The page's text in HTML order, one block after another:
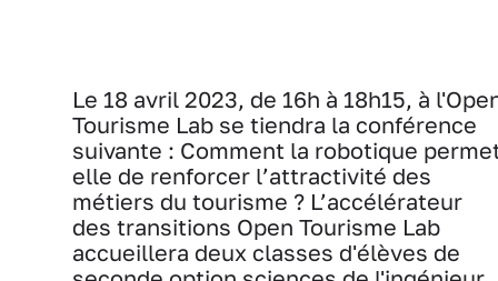
Le 18 avril 2023, de 16h à 18h15, à
Tourisme Lab se tiendra la conférence
suivante : Comment la robotique
elle de renforcer l’attractivité des
métiers du tourisme ? L’accélérateur
des transitions Open Tourisme Lab
accueillera deux classes d'élèves de